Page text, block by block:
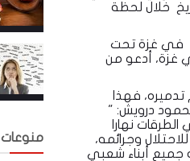
خلال لحظة
في غزة تحت
غزة، أدعو من
فهذا
محمود درويش: "
نهارا
وجرائمه،
جميع أبناء شعبي
منوعات